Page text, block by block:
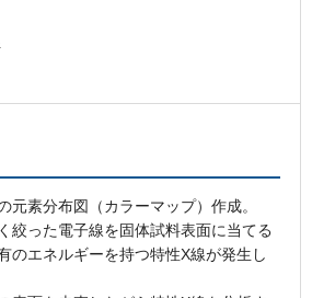
元素分布図（カラーマップ）作成。
絞った電子線を固体試料表面に当てる
のエネルギーを持つ特性X線が発生し